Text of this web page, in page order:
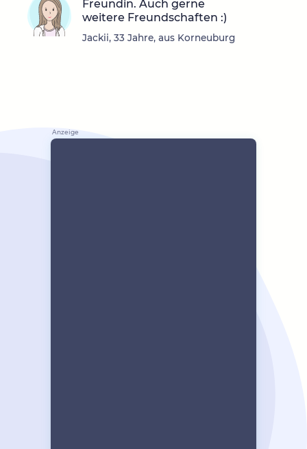
Freundin. Auch gerne
weitere Freundschaften :)
Jackii, 33 Jahre, aus Korneuburg